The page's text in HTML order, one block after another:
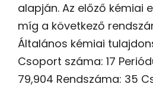
alapján. Az előző kémiai
míg a következő
Általános kémiai
Csoport száma: 17
79,904 Rendszáma: 35